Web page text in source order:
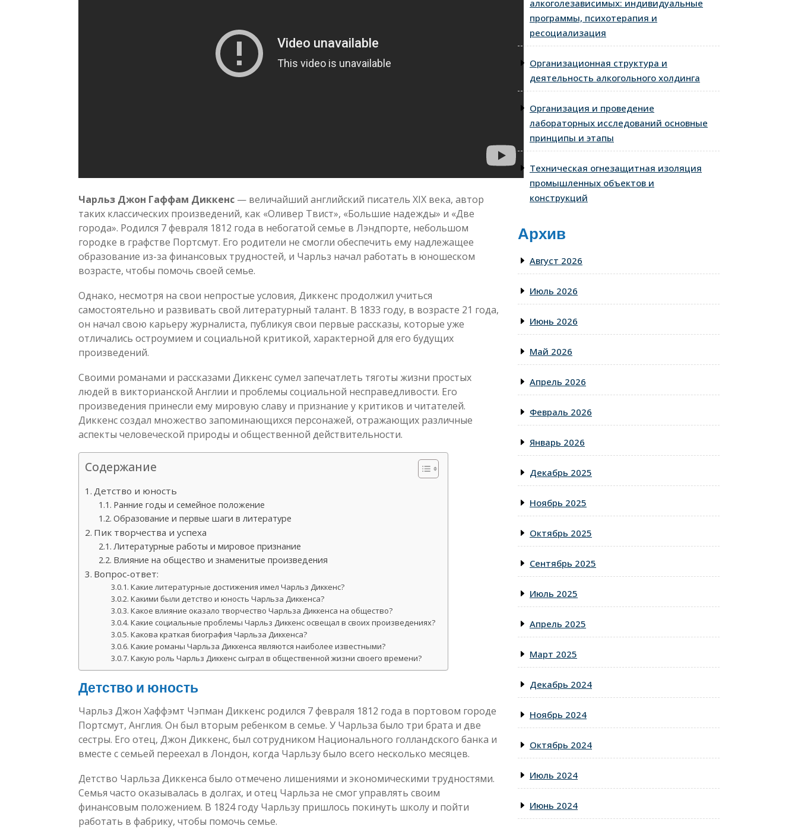
Чарльз Джон Гаффам Диккенс — величайший английский писатель XIX века, автор
таких классических произведений, как «Оливер Твист», «Большие надежды» и «Две
города». Родился 7 февраля 1812 года в небогатой семье в Лэндпорте, небольшом
городке в графстве Портсмут. Его родители не смогли обеспечить ему надлежащее
образование из-за финансовых трудностей, и Чарльз начал работать в юношеском
возрасте, чтобы помочь своей семье.
Однако, несмотря на свои непростые условия, Диккенс продолжил учиться
самостоятельно и развивать свой литературный талант. В 1833 году, в возрасте 21 года,
он начал свою карьеру журналиста, публикуя свои первые рассказы, которые уже
отличались остроумием и социальной критикой, характерной для его будущих
произведений.
Своими романами и рассказами Диккенс сумел запечатлеть тяготы жизни простых
людей в викторианской Англии и проблемы социальной несправедливости. Его
произведения принесли ему мировую славу и признание у критиков и читателей.
Диккенс создал множество запоминающихся персонажей, отражающих различные
аспекты человеческой природы и общественной действительности.
Содержание
Детство и юность
Ранние годы и семейное положение
Образование и первые шаги в литературе
Пик творчества и успеха
Литературные работы и мировое признание
Влияние на общество и знаменитые произведения
Вопрос-ответ:
Какие литературные достижения имел Чарльз Диккенс?
Какими были детство и юность Чарльза Диккенса?
Какое влияние оказало творчество Чарльза Диккенса на общество?
Какие социальные проблемы Чарльз Диккенс освещал в своих произведениях?
Какова краткая биография Чарльза Диккенса?
Какие романы Чарльза Диккенса являются наиболее известными?
Какую роль Чарльз Диккенс сыграл в общественной жизни своего времени?
Детство и юность
Чарльз Джон Хаффэмт Чэпман Диккенс родился 7 февраля 1812 года в портовом городе
Портсмут, Англия. Он был вторым ребенком в семье. У Чарльза было три брата и две
сестры. Его отец, Джон Диккенс, был сотрудником Национального голландского банка и
вместе с семьей переехал в Лондон, когда Чарльзу было всего несколько месяцев.
Детство Чарльза Диккенса было отмечено лишениями и экономическими трудностями.
Семья часто оказывалась в долгах, и отец Чарльза не смог управлять своим
финансовым положением. В 1824 году Чарльзу пришлось покинуть школу и пойти
работать в фабрику, чтобы помочь семье.
алкоголезависимых: индивидуальные
программы, психотерапия и
ресоциализация
Организационная структура и
деятельность алкогольного холдинга
Организация и проведение
лабораторных исследований основные
принципы и этапы
Техническая огнезащитная изоляция
промышленных объектов и
конструкций
Архив
Август 2026
Июль 2026
Июнь 2026
Май 2026
Апрель 2026
Февраль 2026
Январь 2026
Декабрь 2025
Ноябрь 2025
Октябрь 2025
Сентябрь 2025
Июль 2025
Апрель 2025
Март 2025
Декабрь 2024
Ноябрь 2024
Октябрь 2024
Июль 2024
Июнь 2024